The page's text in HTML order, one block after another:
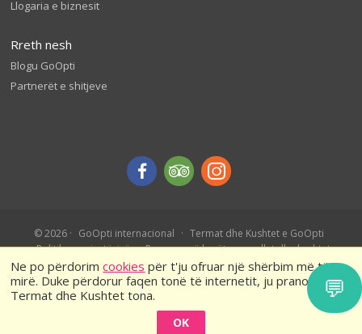
Ne po përdorimcookies për t'ju ofruar një shërbim më të
mirë. Duke përdorur faqen tonë të internetit, ju pranoni
Termat dhe Kushtet tona.
OK
Llogaria e biznesit
Rreth nesh
Blogu GoOpti
Partnerët e shitjeve
© 2026 GoOpti internacional
Termat dhe Kushtet e GoOpti
Politika e privatësisë
Rezervo më herët – rregullat dhe kushtet
💬